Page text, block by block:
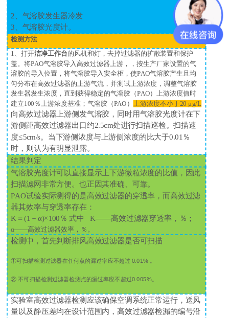
2 、气溶胶发生器冷发
3、气溶胶光度计。
检测方法
1、打开洁净工作台的风机和灯，去掉过滤器的扩散装置和保护
盖。将PAO气溶胶导入高效过滤器上游，，按生产厂家设置的气
溶胶的导入位置，将气溶胶导入安全柜，使PAO气溶胶产生且均
匀分布在高效过滤器的上游气流，并测试上游浓度，调整气溶胶
发生器发生浓度，直到获得稳定的气溶胶（PAO）上游浓度值时
建立100 ％上游浓度基准；气溶胶（PAO ） 上游浓度不小于20 μg/L
向高效过滤器上游侧发气溶胶，同时用气溶胶光度计在下
游侧距高效过滤器出口约2.5cm处进行扫描巡检。扫描速
度≤5cm/s。当下游侧浓度与上游侧浓度的比大于0.01 ％
时，则认为有明显泄露。
结果判定
气溶胶光度计可以直接显示上下游微粒浓度的比值，因此
扫描滤网非常方便。也正因其准确、可靠。
PAO试验实际测得的是高效过滤器的穿透率，而高效过滤
器其效率与穿透率存在：
K ＝(1 －α)×100 ％ 式中 K——高效过滤器穿透率，％；
α——高效过滤器效率，％。
检测中，首先判断排风高效过滤器是否可扫描
①可扫描检测过滤器在任何点的漏过率应不超过 0.01% 。
② 不可扫描检测过滤器检测点的漏过率应不超过0.005%。
实验室高效过滤器检测应该确保空调系统正常运行，送风
量以及静压差均在设计范围内，高效过滤器检漏的编号沿